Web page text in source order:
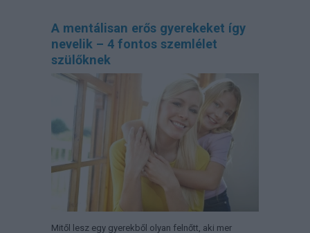
A mentálisan erős gyerekeket így
nevelik – 4 fontos szemlélet
szülőknek
Mitől lesz egy gyerekből olyan felnőtt, aki mer